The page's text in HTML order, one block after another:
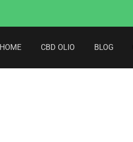
HOME CBD OLIO BLOG